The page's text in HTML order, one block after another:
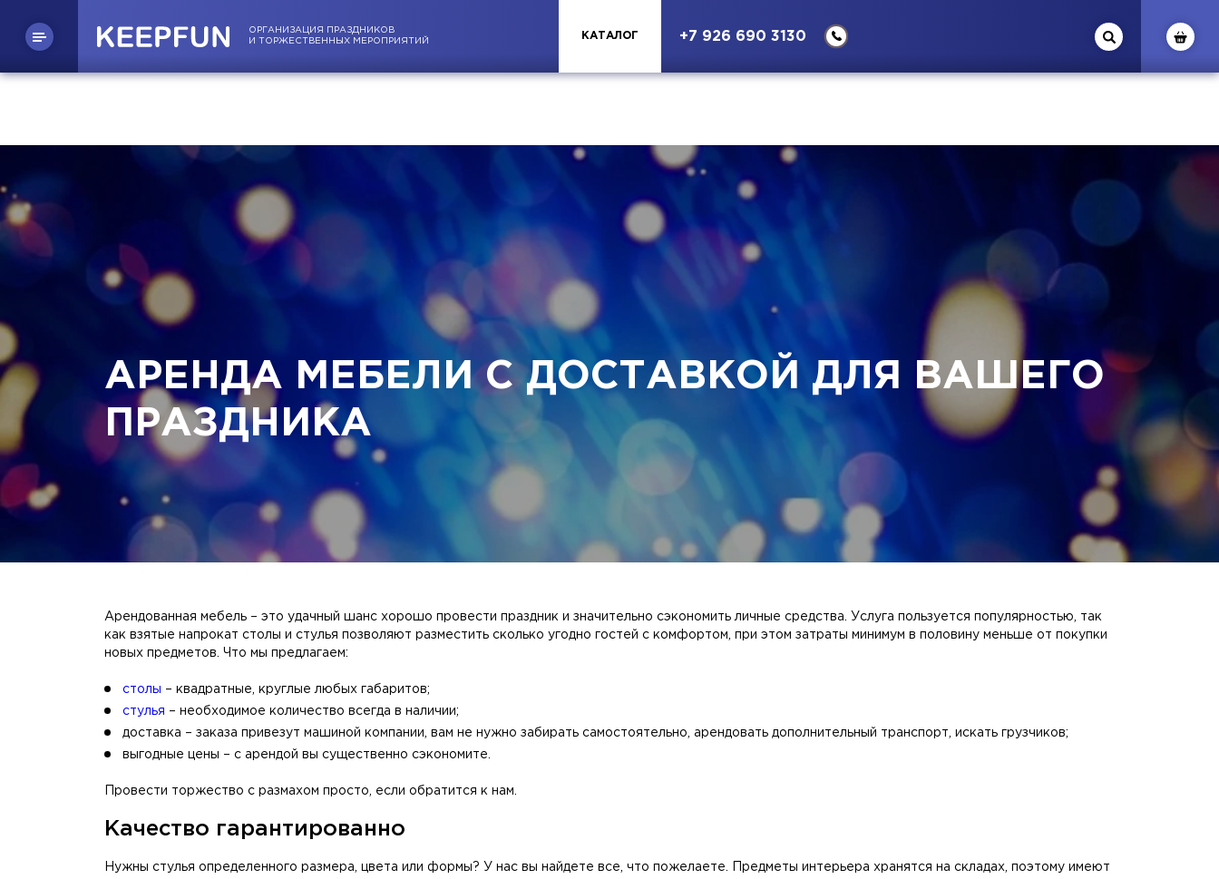
ОРГАНИЗАЦИЯ ПРАЗДНИКОВ
И ТОРЖЕСТВЕННЫХ МЕРОПРИЯТИЙ
КАТАЛОГ +7 926 690 3130
АРЕНДА МЕБЕЛИ С ДОСТАВКОЙ ДЛЯ ВАШЕГО
ПРАЗДНИКА
Арендованная мебель – это удачный шанс хорошо провести праздник и значительно сэкономить личные средства. Услуга пользуется популярностью, так
как взятые напрокат столы и стулья позволяют разместить сколько угодно гостей с комфортом, при этом затраты минимум в половину меньше от покупки
новых предметов. Что мы предлагаем:
столы – квадратные, круглые любых габаритов;
стулья – необходимое количество всегда в наличии;
доставка – заказа привезут машиной компании, вам не нужно забирать самостоятельно, арендовать дополнительный транспорт, искать грузчиков;
выгодные цены – с арендой вы существенно сэкономите.
Провести торжество с размахом просто, если обратится к нам.
Качество гарантированно
Нужны стулья определенного размера, цвета или формы? У нас вы найдете все, что пожелаете. Предметы интерьера хранятся на складах, поэтому имеют